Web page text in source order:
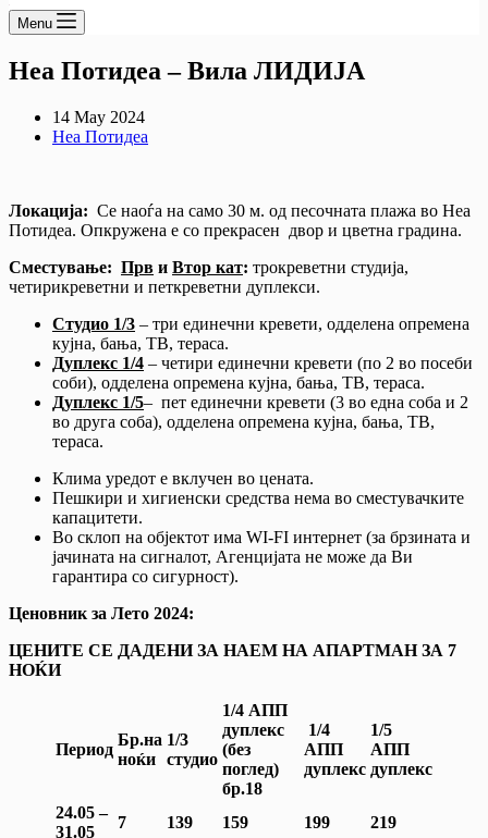
Menu
Неа Потидеа – Вила ЛИДИЈА
14 May 2024
Неа Потидеа
Локација: Се наоѓа на само 30 м. од песочната плажа во Неа
Потидеа. Опкружена е со прекрасен двор и цветна градина.
Сместување: Прв и Втор кат: трокреветни студија,
четирикреветни и петкреветни дуплекси.
Студио 1/3 – три единечни кревети, одделена опремена
кујна, бања, ТВ, тераса.
Дуплекс 1/4 – четири единечни кревети (по 2 во посеби
соби), одделена опремена кујна, бања, ТВ, тераса.
Дуплекс 1/5– пет единечни кревети (3 во една соба и 2
во друга соба), одделена опремена кујна, бања, ТВ,
тераса.
Клима уредот е вклучен во цената.
Пешкири и хигиенски средства нема во сместувачките
капацитети.
Во склоп на објектот има WI-FI интернет (за брзината и
јачината на сигналот, Агенцијата не може да Ви
гарантира со сигурност).
Ценовник за Лето 2024:
ЦЕНИТЕ СЕ ДАДЕНИ ЗА НАЕМ НА АПАРТМАН ЗА 7
НОЌИ
Период
Бр.на
ноќи
1/3
студио
1/4 АПП
дуплекс
(без
поглед)
бр.18
1/4
АПП
дуплекс
1/5
АПП
дуплекс
24.05 –
31.05
7 139 159 199 219